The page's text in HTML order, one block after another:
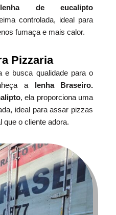
lenha de eucalipto
controlada, ideal para
fumaça e mais calor.
Pizzaria
e busca qualidade para o
a lenha Braseiro.
, ela proporciona uma
ideal para assar pizzas
que o cliente adora.